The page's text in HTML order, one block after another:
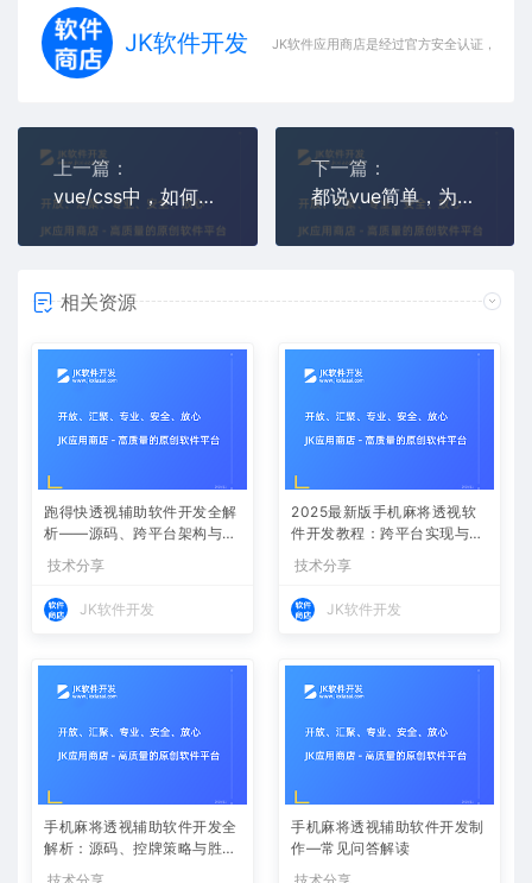
JK软件开发 JK软件应用商店是经过官方安全认证，保障
上一篇：
vue/css中，如何将全屏背景图片向右旋转90度？
下一篇：
都说vue简单，为啥我感觉react更简单呢？
相关资源
跑得快透视辅助软件开发全解
析——源码、跨平台架构与控
技术分享
JK软件开发
2025最新版手机麻将透视软
件开发教程：跨平台实现与安
技术分享
JK软件开发
手机麻将透视辅助软件开发全
解析：源码、控牌策略与胜率
调节
手机麻将透视辅助软件开发制
作—常见问答解读